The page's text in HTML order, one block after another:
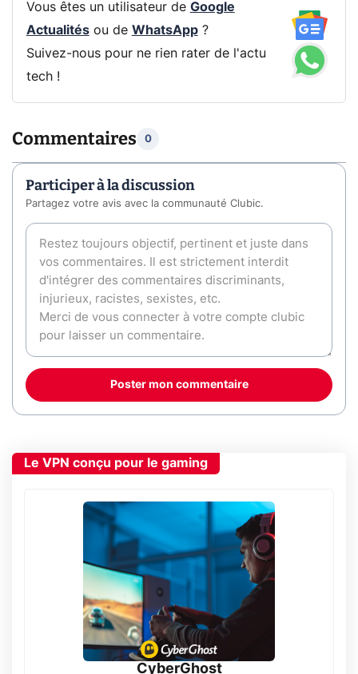
Vous êtes un utilisateur de Google
Actualitésou de WhatsApp?
Suivez-nous pour ne rien rater de l'actu
tech !
Commentaires 0
Participer à la discussion
Partagez votre avis avec la communauté Clubic.
Poster mon commentaire
Le VPN conçu pour le gaming
CyberGhost